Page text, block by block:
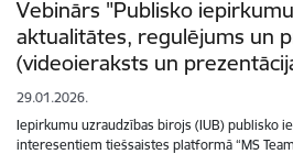
Vebinārs "Publisko
aktualitātes, regulējums un
(videoieraksts un
29.01.2026.
Iepirkumu uzraudzības birojs (IUB) publisko
interesentiem tiešsaistes platformā “MS